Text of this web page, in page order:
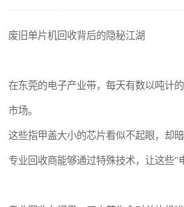
废旧单片机回收背后的隐秘江湖
在东莞的电子产业带，每天有数以吨计
市场。
这些指甲盖大小的芯片看似不起眼，却
专业回收商能够通过特殊技术，让这些"